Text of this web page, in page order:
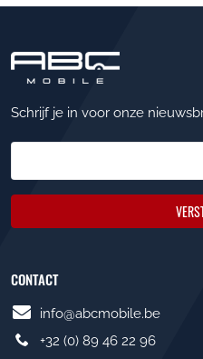
Schrijf je in voor onze
CONTACT
info@abcmobile.be
+32 (0) 89 46 22 96